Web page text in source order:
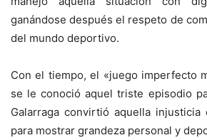
ganándose después el respeto de
del mundo deportivo.
Con el tiempo, el «juego imperfecto
se le conoció aquel triste episodio
Galarraga convirtió aquella
para mostrar grandeza personal y